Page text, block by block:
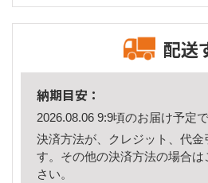
配送
納期目安：
2026.08.06 9:9頃のお届け予定で
決済方法が、クレジット、代金
す。その他の決済方法の場合は
さい。